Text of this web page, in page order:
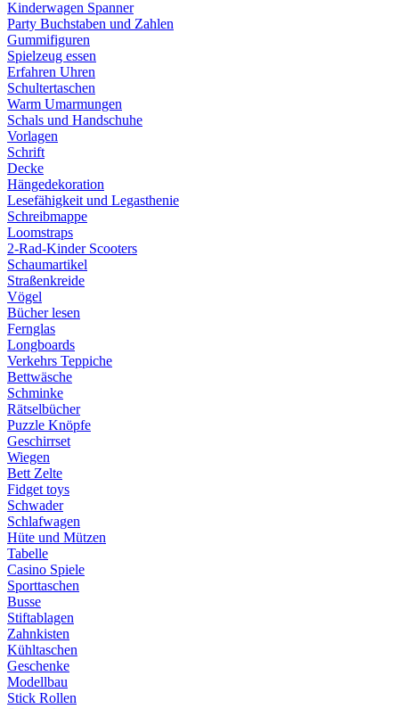
Kinderwagen Spanner
Party Buchstaben und Zahlen
Gummifiguren
Spielzeug essen
Erfahren Uhren
Schultertaschen
Warm Umarmungen
Schals und Handschuhe
Vorlagen
Schrift
Decke
Hängedekoration
Lesefähigkeit und Legasthenie
Schreibmappe
Loomstraps
2-Rad-Kinder Scooters
Schaumartikel
Straßenkreide
Vögel
Bücher lesen
Fernglas
Longboards
Verkehrs Teppiche
Bettwäsche
Schminke
Rätselbücher
Puzzle Knöpfe
Geschirrset
Wiegen
Bett Zelte
Fidget toys
Schwader
Schlafwagen
Hüte und Mützen
Tabelle
Casino Spiele
Sporttaschen
Busse
Stiftablagen
Zahnkisten
Kühltaschen
Geschenke
Modellbau
Stick Rollen